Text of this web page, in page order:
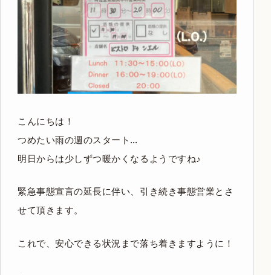
こんにちは！
つめたい雨の週のスタート…
明日からは少しずつ暖かくなるようですね♪
緊急事態宣言の延長に伴い、引き続き事態営業とさ
せて頂きます。
これで、安心できる状況まで落ち着きますように！